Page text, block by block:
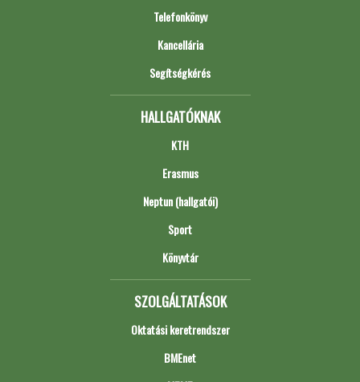
Telefonkönyv
Kancellária
Segítségkérés
HALLGATÓKNAK
KTH
Erasmus
Neptun (hallgatói)
Sport
Könyvtár
SZOLGÁLTATÁSOK
Oktatási keretrendszer
BMEnet